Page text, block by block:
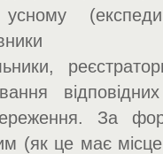
За
(як це має